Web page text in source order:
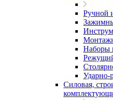
Ручной
Наборы
Ударно-
Силовая,